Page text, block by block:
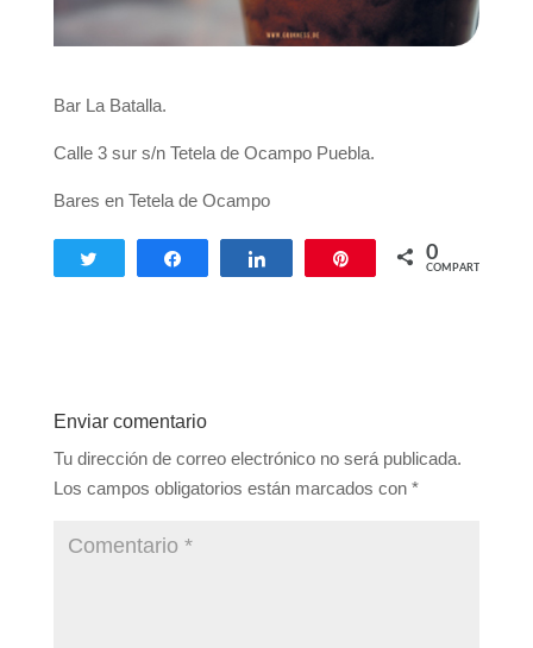
Bar La Batalla.
Calle 3 sur s/n Tetela de Ocampo Puebla.
Bares en Tetela de Ocampo
Twittear Compartir Compartir 0
COMPARTIR
Enviar comentario
Tu dirección de correo electrónico no será publicada.
Los campos obligatorios están marcados con *